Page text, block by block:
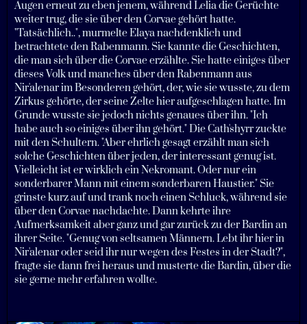
Augen erneut zu eben jenem, während Lelia die Gerüchte
weiter trug, die sie über den Corvae gehört hatte.
"Tatsächlich..", murmelte Elaya nachdenklich und
betrachtete den Rabenmann. Sie kannte die Geschichten,
die man sich über die Corvae erzählte. Sie hatte einiges über
dieses Volk und manches über den Rabenmann aus
Nir'alenar im Besonderen gehört, der, wie sie wusste, zu dem
Zirkus gehörte, der seine Zelte hier aufgeschlagen hatte. Im
Grunde wusste sie jedoch nichts genaues über ihn. "Ich
habe auch so einiges über ihn gehört." Die Cath'shyrr zuckte
mit den Schultern. "Aber ehrlich gesagt erzählt man sich
solche Geschichten über jeden, der interessant genug ist.
Vielleicht ist er wirklich ein Nekromant. Oder nur ein
sonderbarer Mann mit einem sonderbaren Haustier." Sie
grinste kurz auf und trank noch einen Schluck, während sie
über den Corvae nachdachte. Dann kehrte ihre
Aufmerksamkeit aber ganz und gar zurück zu der Bardin an
ihrer Seite. "Genug von seltsamen Männern. Lebt ihr hier in
Nir'alenar oder seid ihr nur wegen des Festes in der Stadt?",
fragte sie dann frei heraus und musterte die Bardin, über die
sie gerne mehr erfahren wollte.